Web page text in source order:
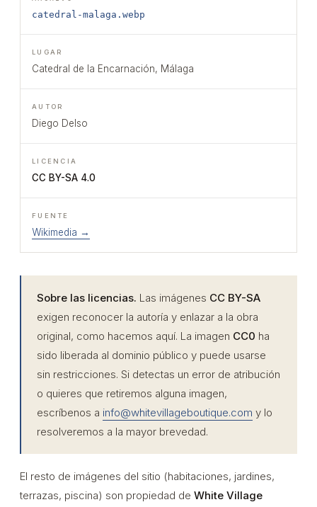
catedral-malaga.webp
Catedral de la Encarnación, Málaga
Diego Delso
CC BY-SA 4.0
Wikimedia →
Sobre las licencias. Las imágenes CC BY-SA
exigen reconocer la autoría y enlazar a la obra
original, como hacemos aquí. La imagen CC0 ha
sido liberada al dominio público y puede usarse
sin restricciones. Si detectas un error de atribución
o quieres que retiremos alguna imagen,
escríbenos a info@whitevillageboutique.com y lo
resolveremos a la mayor brevedad.
El resto de imágenes del sitio (habitaciones, jardines,
terrazas, piscina) son propiedad de White Village